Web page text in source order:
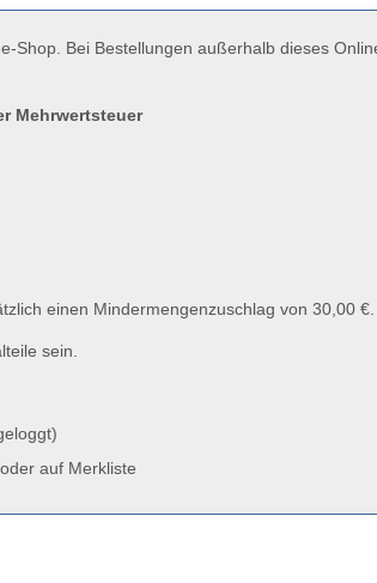
Shop. Bei Bestellungen außerhalb dieses
Mehrwertsteuer
einen Mindermengenzuschlag von 30,00 €.
sein.
auf Merkliste